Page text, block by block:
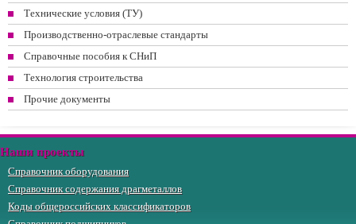
Технические условия (ТУ)
Производственно-отраслевые стандарты
Справочные пособия к СНиП
Технология строительства
Прочие документы
Наши проекты
Справочник оборудования
Справочник содержания драгметаллов
Коды общероссийских классификаторов